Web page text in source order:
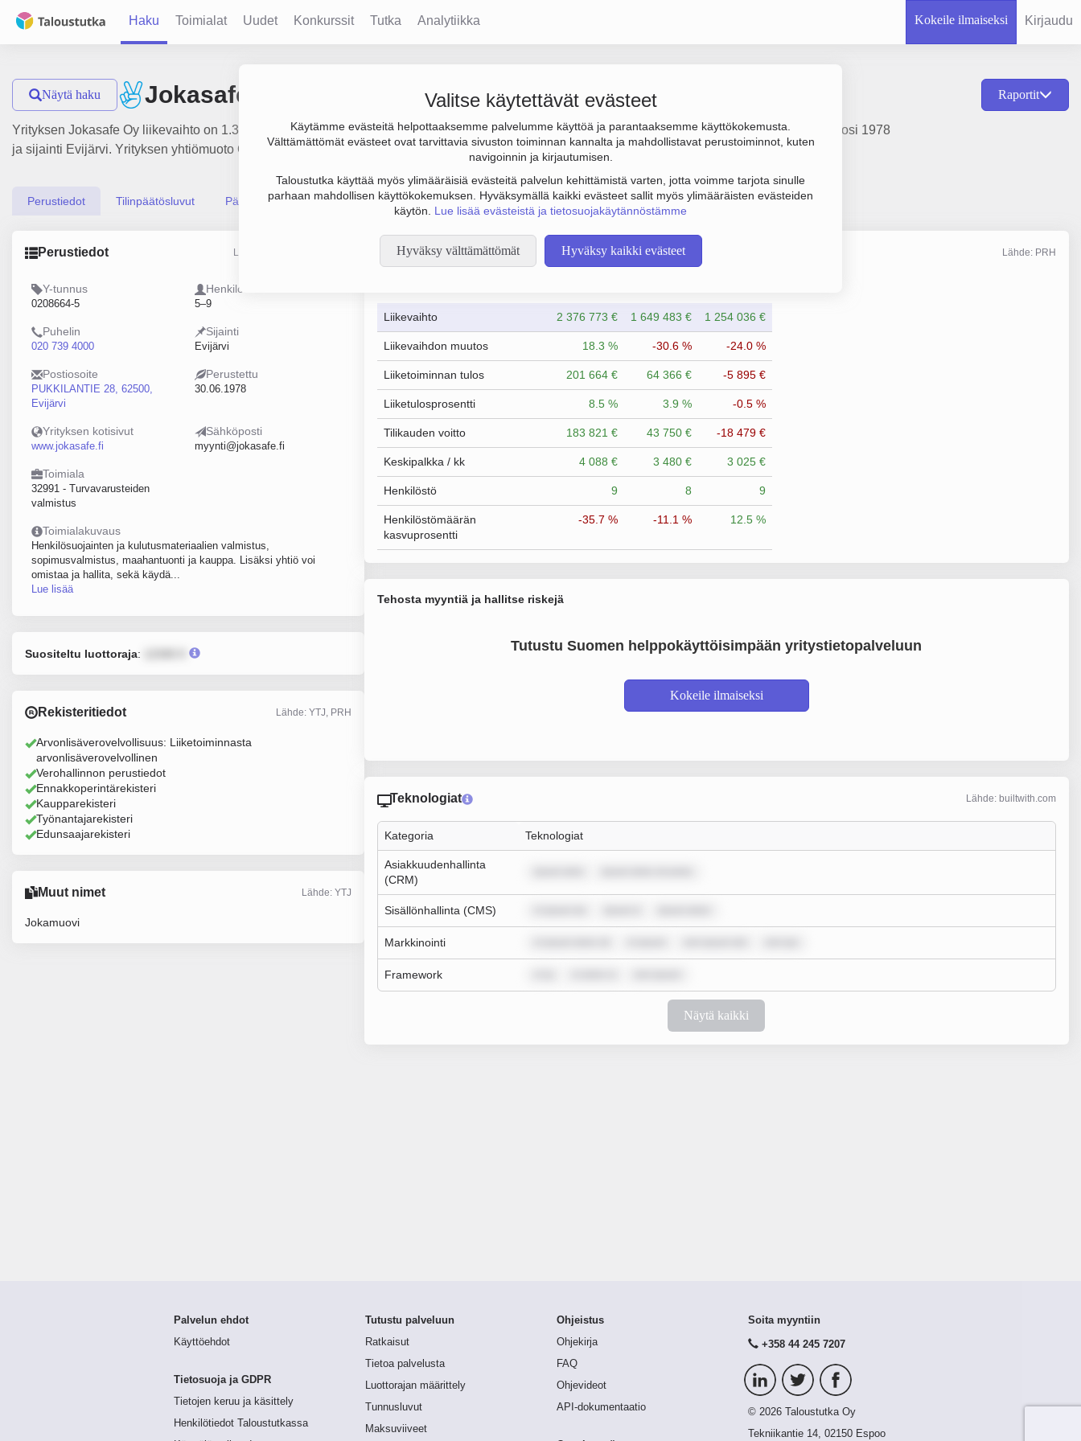
Haku Toimialat Uudet Konkurssit Tutka Analytiikka Kokeile ilmaiseksi Kirjaudu
Valitse käytettävät evästeet
Käytämme evästeitä helpottaaksemme palvelumme käyttöä ja parantaaksemme käyttökokemusta.
Välttämättömät evästeet ovat tarvittavia sivuston toiminnan kannalta ja mahdollistavat perustoiminnot, kuten
navigoinnin ja kirjautumisen.
Taloustutka käyttää myös ylimääräisiä evästeitä palvelun kehittämistä varten, jotta voimme tarjota sinulle
parhaan mahdollisen käyttökokemuksen. Hyväksymällä kaikki evästeet sallit myös ylimääräisten evästeiden
käytön. Lue lisää evästeistä ja tietosuojakäytännöstämme
Hyväksy välttämättömät Hyväksy kaikki evästeet
Näytä haku Jokasafe Oy Raportit
Yrityksen Jokasafe Oy liikevaihto on 1.3 milj. €, tulos -6 000 € ja henkilöstömäärä 9. Sen päätoimiala on Turvavarusteiden valmistus, perustamisvuosi 1978
ja sijainti Evijärvi. Yrityksen yhtiömuoto Osakeyhtiö (OY).
Perustiedot Tilinpäätösluvut Päättäjätiedot
Perustiedot Lähde: YTJ, PRH, Traficom
Y-tunnus
0208664-5
Henkilöstömäärä
5–9
Puhelin
020 739 4000
Sijainti
Evijärvi
Postiosoite
PUKKILANTIE 28, 62500,
Evijärvi
Perustettu
30.06.1978
Yrityksen kotisivut
www.jokasafe.fi
Sähköposti
myynti@jokasafe.fi
Toimiala
32991 - Turvavarusteiden
valmistus
Toimialakuvaus
Henkilösuojainten ja kulutusmateriaalien valmistus,
sopimusvalmistus, maahantuonti ja kauppa. Lisäksi yhtiö voi
omistaa ja hallita, sekä käydä...
Lue lisää
Suositeltu luottoraja:
Rekisteritiedot Lähde: YTJ, PRH
Arvonlisäverovelvollisuus: Liiketoiminnasta
arvonlisäverovelvollinen
Verohallinnon perustiedot
Ennakkoperintärekisteri
Kaupparekisteri
Työnantajarekisteri
Edunsaajarekisteri
Muut nimet Lähde: YTJ
Jokamuovi
Taloustiedot Lähde: PRH
Liikevaihto 2 376 773 € 1 649 483 € 1 254 036 €
Liikevaihdon muutos 18.3 % -30.6 % -24.0 %
Liiketoiminnan tulos 201 664 € 64 366 € -5 895 €
Liiketulosprosentti 8.5 % 3.9 % -0.5 %
Tilikauden voitto 183 821 € 43 750 € -18 479 €
Keskipalkka / kk 4 088 € 3 480 € 3 025 €
Henkilöstö 9 8 9
Henkilöstömäärän
kasvuprosentti
-35.7 % -11.1 % 12.5 %
Tehosta myyntiä ja hallitse riskejä
Tutustu Suomen helppokäyttöisimpään yritystietopalveluun
Kokeile ilmaiseksi
Teknologiat Lähde: builtwith.com
Kategoria Teknologiat
Asiakkuudenhallinta
(CRM)
Sisällönhallinta (CMS)
Markkinointi
Framework
Näytä kaikki
Palvelun ehdot
Käyttöehdot
Tietosuoja ja GDPR
Tietojen keruu ja käsittely
Henkilötiedot Taloustutkassa
Tutustu palveluun
Ratkaisut
Tietoa palvelusta
Luottorajan määrittely
Tunnusluvut
Maksuviiveet
Ohjeistus
Ohjekirja
FAQ
Ohjevideot
API-dokumentaatio
Soita myyntiin
+358 44 245 7207
© 2026 Taloustutka Oy
Tekniikantie 14, 02150 Espoo